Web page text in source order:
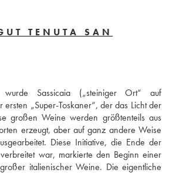
TENUTA SAN
Sassicaia („steiniger Ort“ auf
ersten „Super-Toskaner“, der das Licht der
großen Weine werden größtenteils aus
erzeugt, aber auf ganz andere Weise
Diese Initiative, die Ende der
war, markierte den Beginn einer
italienischer Weine. Die eigentliche